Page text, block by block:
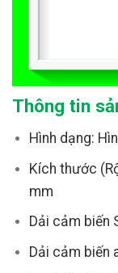
Thông tin
Hình dạng:
Kích thước
mm
Dải cảm biến
Dải cảm biến